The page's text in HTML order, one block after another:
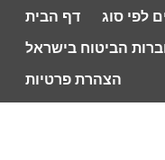
דף הבית
לפי סוג
הביטוח בישראל
הצהרת פרטיות